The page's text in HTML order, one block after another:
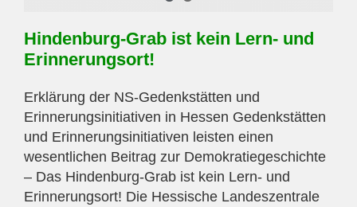
Hindenburg-Grab ist kein Lern- und
Erinnerungsort!
Erklärung der NS-Gedenkstätten und
Erinnerungsinitiativen in Hessen Gedenkstätten
und Erinnerungsinitiativen leisten einen
wesentlichen Beitrag zur Demokratiegeschichte
– Das Hindenburg-Grab ist kein Lern- und
Erinnerungsort! Die Hessische Landeszentrale